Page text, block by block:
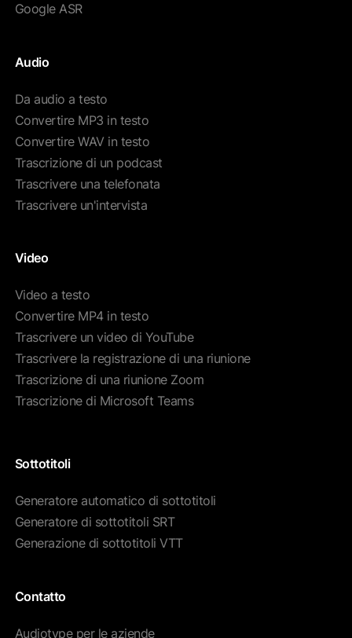
Google ASR
Audio
Da audio a testo
Convertire MP3 in testo
Convertire WAV in testo
Trascrizione di un podcast
Trascrivere una telefonata
Trascrivere un'intervista
Video
Video a testo
Convertire MP4 in testo
Trascrivere un video di YouTube
Trascrivere la registrazione di una riunione
Trascrizione di una riunione Zoom
Trascrizione di Microsoft Teams
Sottotitoli
Generatore automatico di sottotitoli
Generatore di sottotitoli SRT
Generazione di sottotitoli VTT
Contatto
Audiotype per le aziende